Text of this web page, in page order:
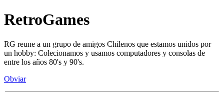
RetroGames
RG reune a un grupo de amigos Chilenos que estamos unidos por
un hobby: Colecionamos y usamos computadores y consolas de
entre los años 80's y 90's.
Obviar